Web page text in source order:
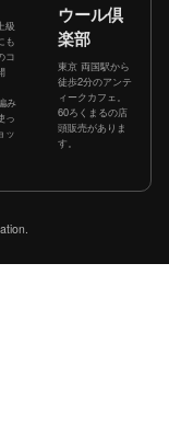
級
も
コ
み
っ
ッ
ウール倶
楽部
東京 両国駅から
徒歩2分のアンテ
ィークカフェ。
60ろくまるの店
頭販売がありま
す。